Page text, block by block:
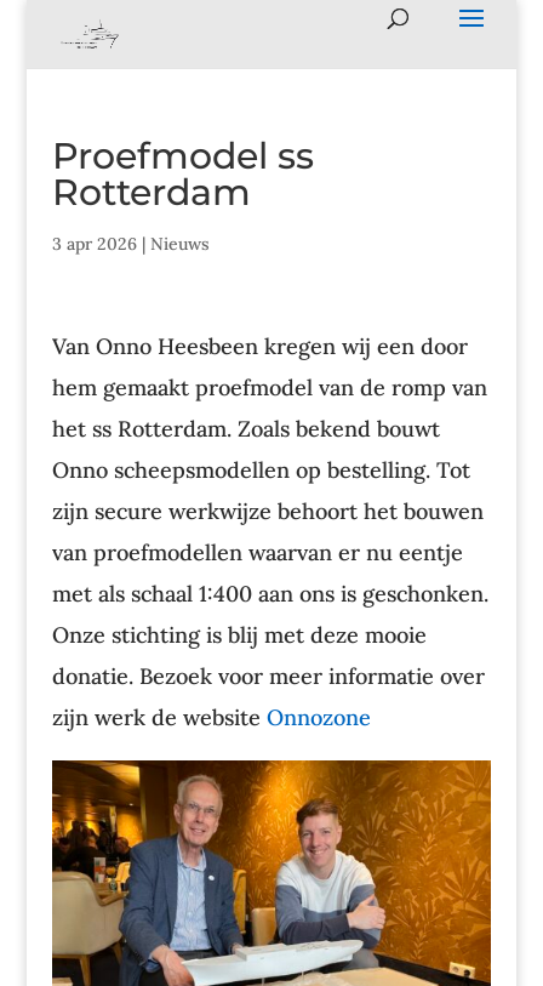
Proefmodel ss
Rotterdam
3 apr 2026| Nieuws
Van Onno Heesbeen kregen wij een door
hem gemaakt proefmodel van de romp van
het ss Rotterdam. Zoals bekend bouwt
Onno scheepsmodellen op bestelling. Tot
zijn secure werkwijze behoort het bouwen
van proefmodellen waarvan er nu eentje
met als schaal 1:400 aan ons is geschonken.
Onze stichting is blij met deze mooie
donatie. Bezoek voor meer informatie over
zijn werk de website Onnozone